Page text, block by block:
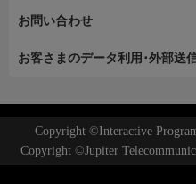
お問い合わせ
お客さまのデータ利用･外部送
Copyright ©Interactive
Copyright ©Jupiter